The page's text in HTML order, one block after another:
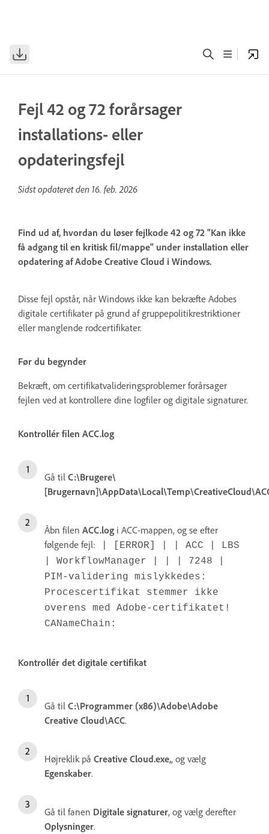
Fejl 42 og 72 forårsager
installations- eller
opdateringsfejl
Sidst opdateret den 16. feb. 2026
Find ud af, hvordan du løser fejlkode 42 og 72 "Kan ikke
få adgang til en kritisk fil/mappe" under installation eller
opdatering af Adobe Creative Cloud i Windows.
Disse fejl opstår, når Windows ikke kan bekræfte Adobes
digitale certifikater på grund af gruppepolitikrestriktioner
eller manglende rodcertifikater.
Før du begynder
Bekræft, om certifikatvalideringsproblemer forårsager
fejlen ved at kontrollere dine logfiler og digitale signaturer.
Kontrollér filen ACC.log
Gå til C:\Brugere\
Åbn filen ACC.log i ACC-mappen, og se efter
følgende fejl: | [ERROR] | | ACC | LBS
| WorkflowManager | | | 7248 |
PIM-validering mislykkedes:
Procescertifikat stemmer ikke
overens med Adobe-certifikatet!
CANameChain:
Kontrollér det digitale certifikat
Gå til C:\Programmer (x86)\Adobe\Adobe
Creative Cloud\ACC.
Højreklik på Creative Cloud.exe,, og vælg
Egenskaber.
Gå til fanen Digitale signaturer, og vælg derefter
Oplysninger.